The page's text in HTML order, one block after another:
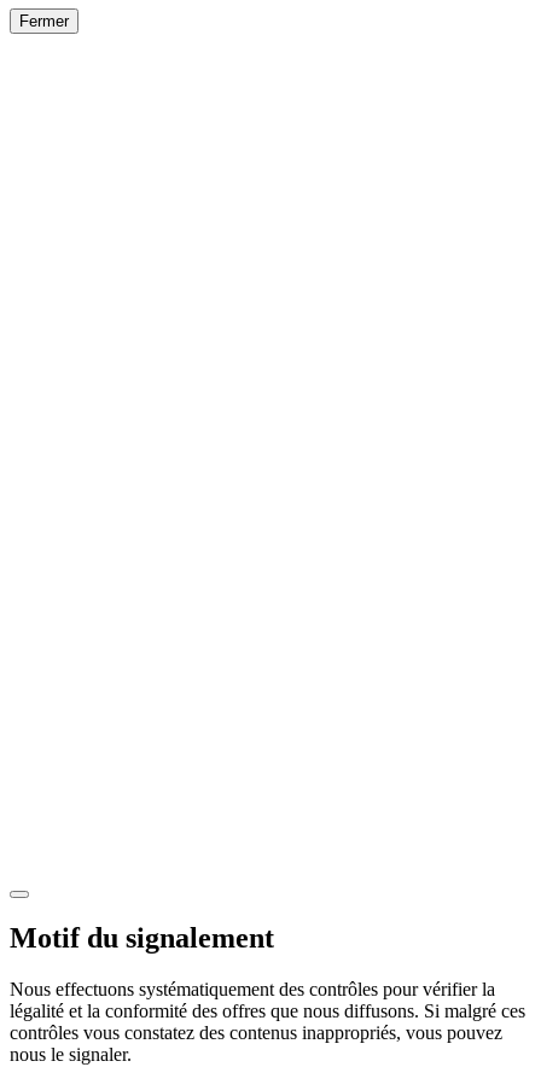
Fermer
Motif du signalement
Nous effectuons systématiquement des contrôles pour vérifier la
légalité et la conformité des offres que nous diffusons. Si malgré ces
contrôles vous constatez des contenus inappropriés, vous pouvez
nous le signaler.